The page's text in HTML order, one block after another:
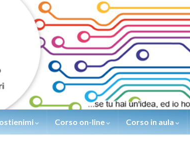
Corso on-line Corso in aula